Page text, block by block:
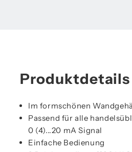
Produktdetails
Im formschönen
Passend für alle
0 (4)...20 mA Signal
Einfache Bedienung